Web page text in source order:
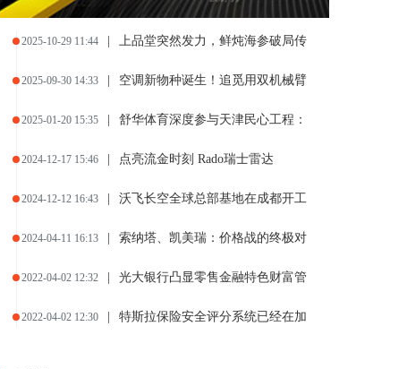
2025-10-29 11:44 上品堂突然发力，鲜炖海参破局传
2025-09-30 14:33 空调新物种诞生！追觅用双机械臂
2025-01-20 15:35 舒华体育深度参与天津民心工程：
2024-12-17 15:46 点亮流金时刻 Rado瑞士雷达
2024-12-12 16:43 沃飞长空全球总部基地在成都开工
2024-04-11 16:13 索纳塔、凯美瑞：价格战的终极对
2022-04-02 12:32 光大银行凸显零售金融特色财富管
2022-04-02 12:30 特斯拉保险安全评分系统已经在加